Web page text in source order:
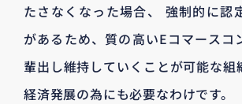
たさなくなった場合、 強制的に認
があるため、質の高いEコマースコ
輩出し維持していくことが可能な組
経済発展の為にも必要なわけです。